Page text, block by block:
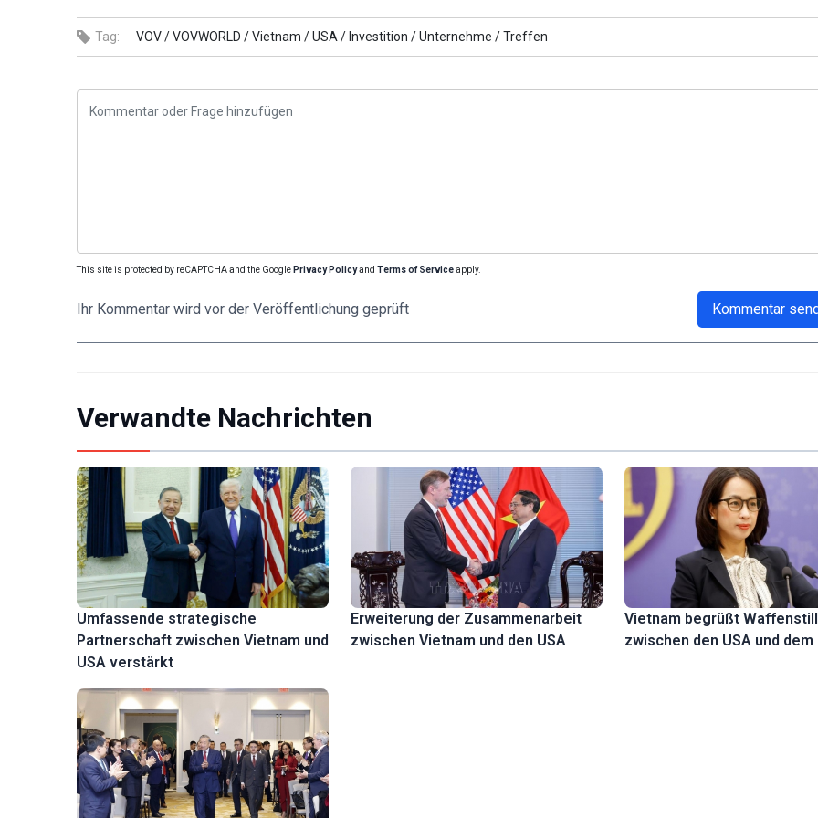
Tag: VOV /VOVWORLD /Vietnam /USA / Investition /Unternehme /Treffen
This site is protected by reCAPTCHA and the Google Privacy Policyand Terms of Serviceapply.
Ihr Kommentar wird vor der Veröffentlichung geprüft Kommentar
Verwandte Nachrichten
Umfassende strategische
Partnerschaft zwischen Vietnam und
USA verstärkt
Erweiterung der Zusammenarbeit
zwischen Vietnam und den USA
Vietnam begrüßt
zwischen den USA und dem